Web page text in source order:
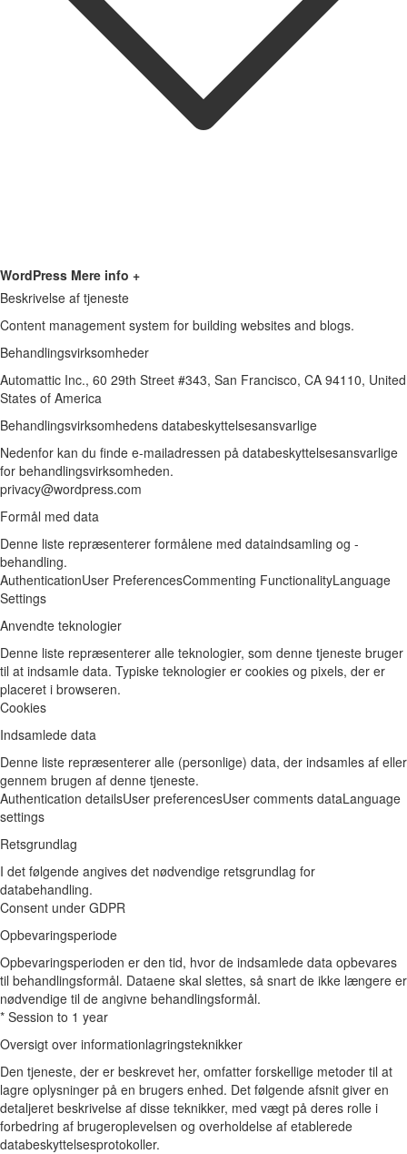
WordPress Mere info +
Beskrivelse af tjeneste
Content management system for building websites and blogs.
Behandlingsvirksomheder
Automattic Inc., 60 29th Street #343, San Francisco, CA 94110, United
States of America
Behandlingsvirksomhedens databeskyttelsesansvarlige
Nedenfor kan du finde e-mailadressen på databeskyttelsesansvarlige
for behandlingsvirksomheden.
privacy@wordpress.com
Formål med data
Denne liste repræsenterer formålene med dataindsamling og -
behandling.
AuthenticationUser PreferencesCommenting FunctionalityLanguage
Settings
Anvendte teknologier
Denne liste repræsenterer alle teknologier, som denne tjeneste bruger
til at indsamle data. Typiske teknologier er cookies og pixels, der er
placeret i browseren.
Cookies
Indsamlede data
Denne liste repræsenterer alle (personlige) data, der indsamles af eller
gennem brugen af denne tjeneste.
Authentication detailsUser preferencesUser comments dataLanguage
settings
Retsgrundlag
I det følgende angives det nødvendige retsgrundlag for
databehandling.
Consent under GDPR
Opbevaringsperiode
Opbevaringsperioden er den tid, hvor de indsamlede data opbevares
til behandlingsformål. Dataene skal slettes, så snart de ikke længere er
nødvendige til de angivne behandlingsformål.
* Session to 1 year
Oversigt over informationlagringsteknikker
Den tjeneste, der er beskrevet her, omfatter forskellige metoder til at
lagre oplysninger på en brugers enhed. Det følgende afsnit giver en
detaljeret beskrivelse af disse teknikker, med vægt på deres rolle i
forbedring af brugeroplevelsen og overholdelse af etablerede
databeskyttelsesprotokoller.